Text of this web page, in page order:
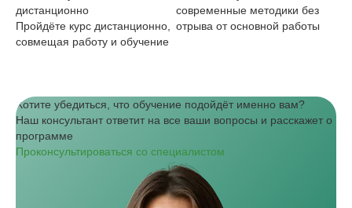
дистанционно
Пройдёте курс дистанционно,
совмещая работу и обучение
современные методики без
отрыва от основной работы
Хотите убедиться, что обучение подойдёт именно вам?
Наш консультант ответит на все ваши вопросы и расскажет о
программе
Проконсультироваться со специалистом